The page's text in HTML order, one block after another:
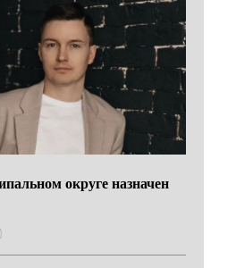
округе назначен